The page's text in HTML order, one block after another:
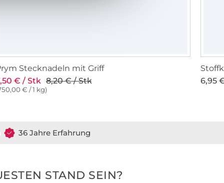
Stecknadeln mit Griff
€ / Stk 8,20 € / Stk
€ / 1 kg)
6,95
36 Jahre Erfahrung
STAND SEIN?